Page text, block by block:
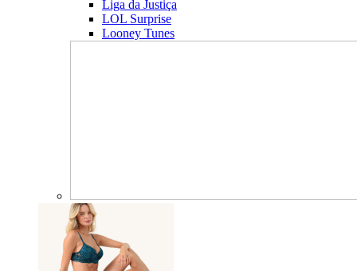
Liga da Justiça
LOL Surprise
Looney Tunes